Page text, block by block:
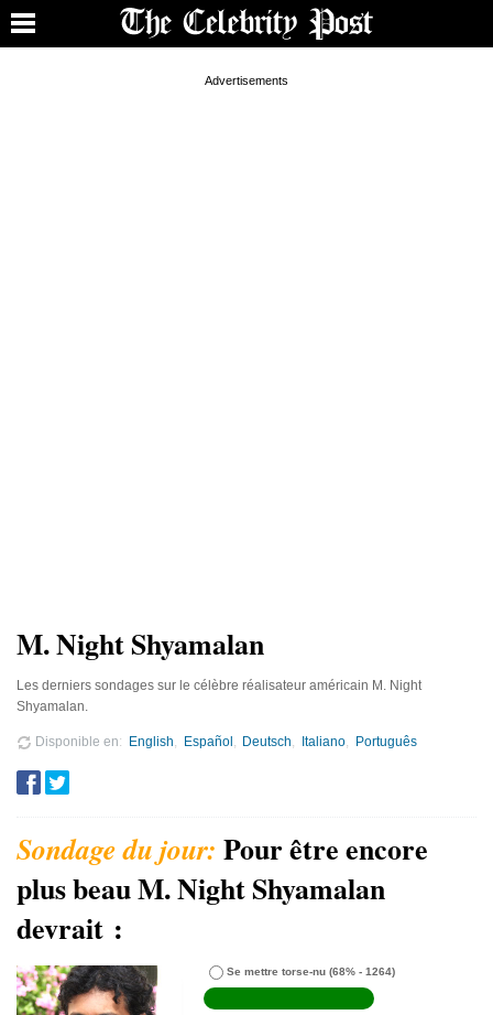
M. Night Shyamalan
Les derniers sondages sur le célèbre réalisateur américain M. Night
Shyamalan.
Disponible en English Español Deutsch Italiano Português
Pour être encore
plus beau M. Night Shyamalan
devrait :
Se mettre torse-nu (68% - 1264)